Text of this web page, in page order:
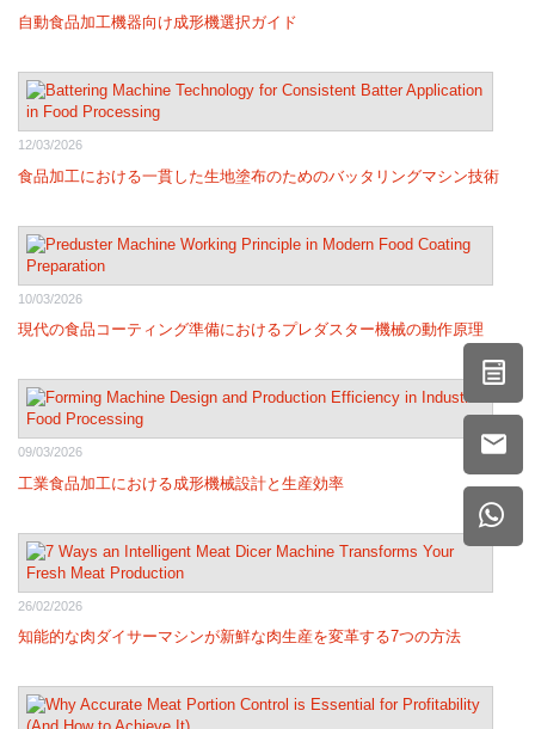
自動食品加工機器向け成形機選択ガイド
12/03/2026
食品加工における一貫した生地塗布のためのバッタリングマシン技術
10/03/2026
現代の食品コーティング準備におけるプレダスター機械の動作原理
09/03/2026
工業食品加工における成形機械設計と生産効率
26/02/2026
知能的な肉ダイサーマシンが新鮮な肉生産を変革する7つの方法